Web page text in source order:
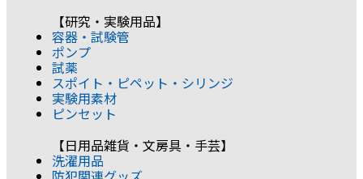
【研究・実験用品】
容器・試験管
ポンプ
試薬
スポイト・ピペット・シリンジ
実験用素材
ピンセット
【日用品雑貨・文房具・手芸】
洗濯用品